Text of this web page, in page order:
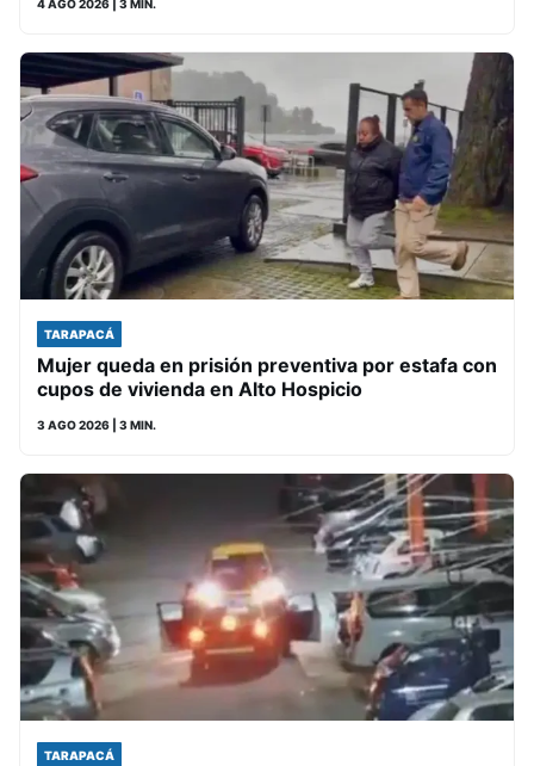
4 AGO 2026 | 3 MIN.
TARAPACÁ
Mujer queda en prisión preventiva por estafa con
cupos de vivienda en Alto Hospicio
3 AGO 2026 | 3 MIN.
TARAPACÁ